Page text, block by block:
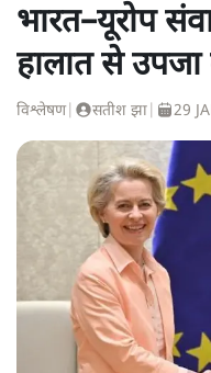
भारत–यूरोप
हालात से उपजा
विश्लेषण| सतीश झा 29